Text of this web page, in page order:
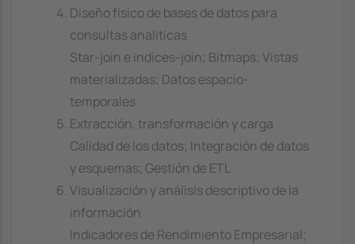
Diseño físico de bases de datos para
consultas analiticas
Star-join e indices-join; Bitmaps; Vistas
materializadas; Datos espacio-
temporales
Extracción, transformación y carga
Calidad de los datos; Integración de datos
y esquemas; Gestión de ETL
Visualización y análisis descriptivo de la
información
Indicadores de Rendimiento Empresarial;